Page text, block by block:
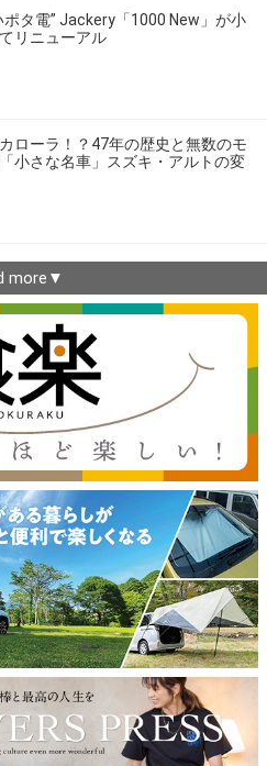
ポタ電” Jackery「1000 New」が小
リニューアル
ローラ！？47年の歴史と無数のモ
小さな名車」スズキ・アルトの変
more▼